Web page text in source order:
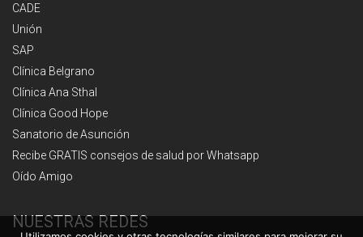
CADE
Unión
SAP
Clínica Belgrano
Clínica Ana Sthal
Clínica Good Hope
Sanatorio de Asunción
Recibe GRATIS consejos de salud por Whatsapp
Oído Amigo
NUESTRAS REDES